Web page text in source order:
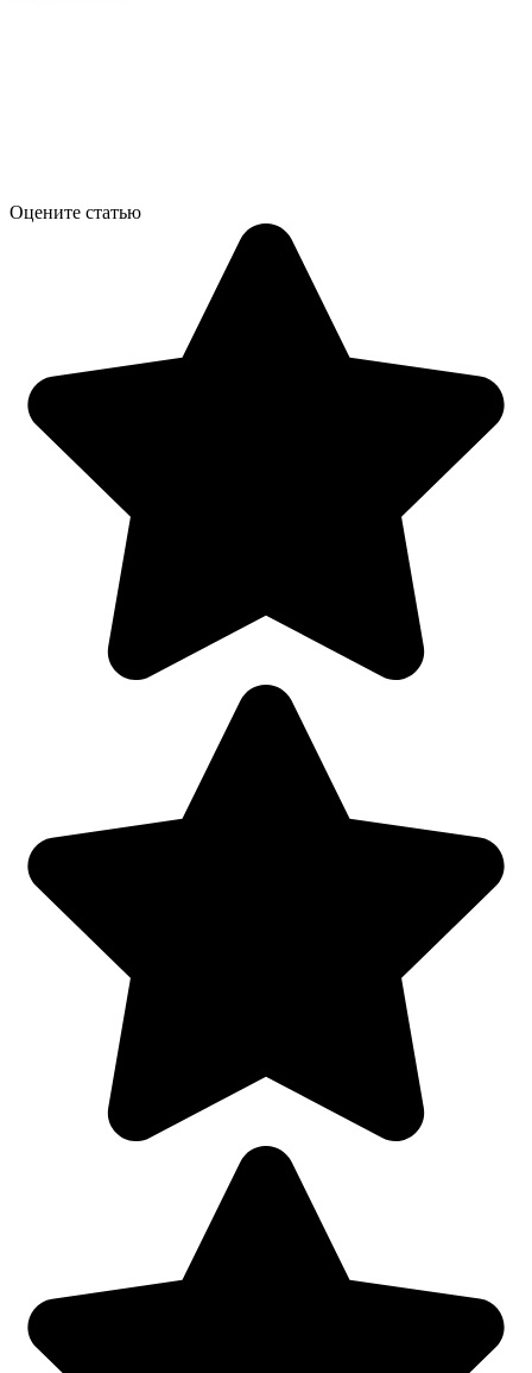
Оцените статью